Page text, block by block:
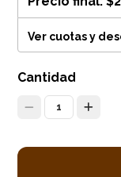
Ver cuotas y
Cantidad
1